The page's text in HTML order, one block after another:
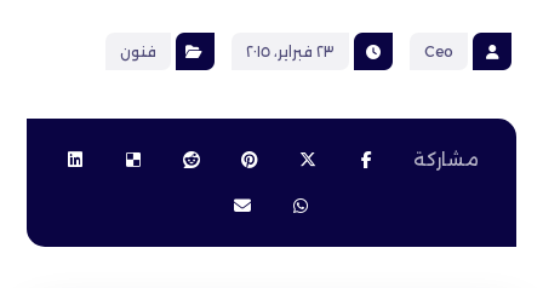
Ceo ٢٣ فبراير، ٢٠١٥ فنون